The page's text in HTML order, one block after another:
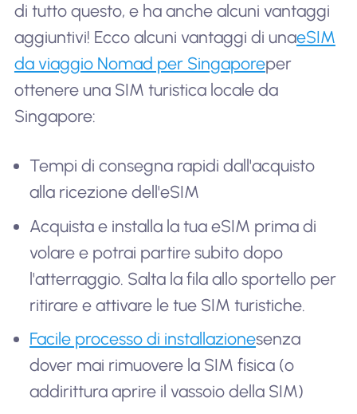
di tutto questo, e ha anche alcuni vantaggi
aggiuntivi! Ecco alcuni vantaggi di unaeSIM
da viaggio Nomad per Singaporeper
ottenere una SIM turistica locale da
Singapore:
Tempi di consegna rapidi dall'acquisto
alla ricezione dell'eSIM
Acquista e installa la tua eSIM prima di
volare e potrai partire subito dopo
l'atterraggio. Salta la fila allo sportello per
ritirare e attivare le tue SIM turistiche.
Facile processo di installazionesenza
dover mai rimuovere la SIM fisica (o
addirittura aprire il vassoio della SIM)